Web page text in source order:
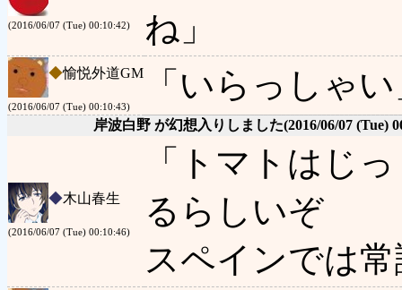
(2016/06/07 (Tue) 00:10:42)
ね」
◆愉悦外道GM
(2016/06/07 (Tue) 00:10:43)
「いらっしゃ
岸波白野 が幻想入りしました(2016/06/07 (Tue)
◆木山春生
(2016/06/07 (Tue) 00:10:46)
「トマトはじ
るらしいぞ
スペインでは